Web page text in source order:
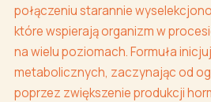
połączeniu starannie
które wspierają organizm w
na wielu poziomach. Formuła
metabolicznych, zaczynając od
poprzez zwiększenie produkcji